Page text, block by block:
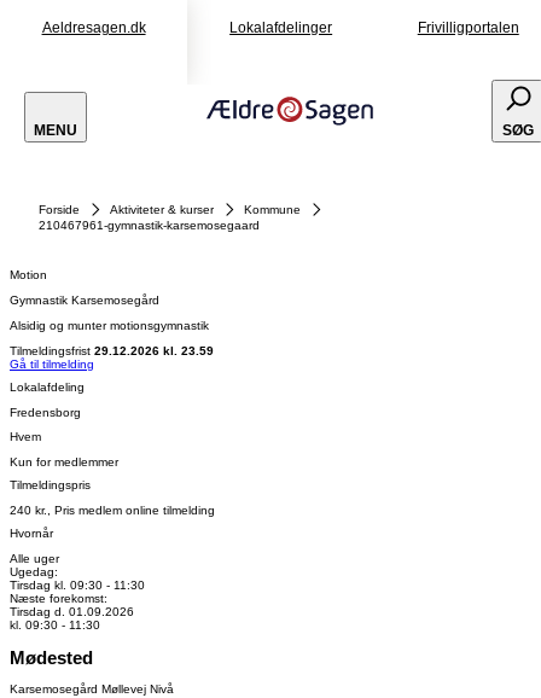
Aeldresagen.dk Lokalafdelinger Frivilligportalen
MENU SØG
Forside Aktiviteter & kurser
Kommune
210467961-gymnastik-karsemosegaard
Motion
Gymnastik Karsemosegård
Alsidig og munter motionsgymnastik
Tilmeldingsfrist 29.12.2026 kl. 23.59
Gå til tilmelding
Lokalafdeling
Fredensborg
Hvem
Kun for medlemmer
Tilmeldingspris
240 kr., Pris medlem online tilmelding
Hvornår
Alle uger
Ugedag:
Tirsdag kl. 09:30 - 11:30
Næste forekomst:
Tirsdag d. 01.09.2026
kl. 09:30 - 11:30
Mødested
Karsemosegård Møllevej Nivå